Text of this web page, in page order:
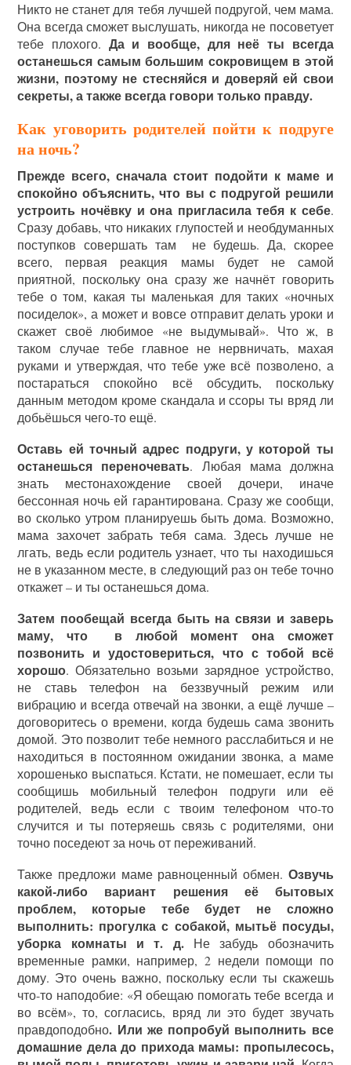
Никто не станет для тебя лучшей подругой, чем мама.
Она всегда сможет выслушать, никогда не посоветует
тебе плохого. Да и вообще, для неё ты всегда
останешься самым большим сокровищем в этой
жизни, поэтому не стесняйся и доверяй ей свои
секреты, а также всегда говори только правду.
Как уговорить родителей пойти к подруге
на ночь?
Прежде всего, сначала стоит подойти к маме и
спокойно объяснить, что вы с подругой решили
устроить ночёвку и она пригласила тебя к себе.
Сразу добавь, что никаких глупостей и необдуманных
поступков совершать там не будешь. Да, скорее
всего, первая реакция мамы будет не самой
приятной, поскольку она сразу же начнёт говорить
тебе о том, какая ты маленькая для таких «ночных
посиделок», а может и вовсе отправит делать уроки и
скажет своё любимое «не выдумывай». Что ж, в
таком случае тебе главное не нервничать, махая
руками и утверждая, что тебе уже всё позволено, а
постараться спокойно всё обсудить, поскольку
данным методом кроме скандала и ссоры ты вряд ли
добьёшься чего-то ещё.
Оставь ей точный адрес подруги, у которой ты
останешься переночевать. Любая мама должна
знать местонахождение своей дочери, иначе
бессонная ночь ей гарантирована. Сразу же сообщи,
во сколько утром планируешь быть дома. Возможно,
мама захочет забрать тебя сама. Здесь лучше не
лгать, ведь если родитель узнает, что ты находишься
не в указанном месте, в следующий раз он тебе точно
откажет – и ты останешься дома.
Затем пообещай всегда быть на связи и заверь
маму, что в любой момент она сможет
позвонить и удостовериться, что с тобой всё
хорошо. Обязательно возьми зарядное устройство,
не ставь телефон на беззвучный режим или
вибрацию и всегда отвечай на звонки, а ещё лучше –
договоритесь о времени, когда будешь сама звонить
домой. Это позволит тебе немного расслабиться и не
находиться в постоянном ожидании звонка, а маме
хорошенько выспаться. Кстати, не помешает, если ты
сообщишь мобильный телефон подруги или её
родителей, ведь если с твоим телефоном что-то
случится и ты потеряешь связь с родителями, они
точно поседеют за ночь от переживаний.
Также предложи маме равноценный обмен. Озвучь
какой-либо вариант решения её бытовых
проблем, которые тебе будет не сложно
выполнить: прогулка с собакой, мытьё посуды,
уборка комнаты и т. д.Не забудь обозначить
временные рамки, например, 2 недели помощи по
дому. Это очень важно, поскольку если ты скажешь
что-то наподобие: «Я обещаю помогать тебе всегда и
во всём», то, согласись, вряд ли это будет звучать
правдоподобно. Или же попробуй выполнить все
домашние дела до прихода мамы: пропылесось,